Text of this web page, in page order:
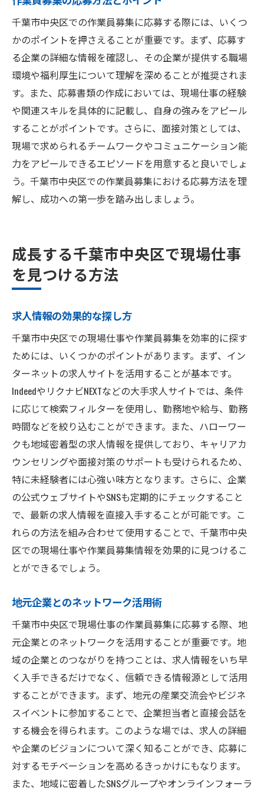
千葉市中央区での作業員募集に応募する際には、いくつ
かのポイントを押さえることが重要です。まず、応募す
る企業の詳細な情報を確認し、その企業が提供する職場
環境や福利厚生について理解を深めることが推奨されま
す。また、応募書類の作成においては、現場仕事の経験
や関連スキルを具体的に記載し、自身の強みをアピール
することがポイントです。さらに、面接対策としては、
現場で求められるチームワークやコミュニケーション能
力をアピールできるエピソードを用意すると良いでしょ
う。千葉市中央区での作業員募集における応募方法を理
解し、成功への第一歩を踏み出しましょう。
成長する千葉市中央区で現場仕事
を見つける方法
求人情報の効果的な探し方
千葉市中央区での現場仕事や作業員募集を効率的に探す
ためには、いくつかのポイントがあります。まず、イン
ターネットの求人サイトを活用することが基本です。
IndeedやリクナビNEXTなどの大手求人サイトでは、条件
に応じて検索フィルターを使用し、勤務地や給与、勤務
時間などを絞り込むことができます。また、ハローワー
クも地域密着型の求人情報を提供しており、キャリアカ
ウンセリングや面接対策のサポートも受けられるため、
特に未経験者には心強い味方となります。さらに、企業
の公式ウェブサイトやSNSも定期的にチェックすること
で、最新の求人情報を直接入手することが可能です。こ
れらの方法を組み合わせて使用することで、千葉市中央
区での現場仕事や作業員募集情報を効果的に見つけるこ
とができるでしょう。
地元企業とのネットワーク活用術
千葉市中央区で現場仕事の作業員募集に応募する際、地
元企業とのネットワークを活用することが重要です。地
域の企業とのつながりを持つことは、求人情報をいち早
く入手できるだけでなく、信頼できる情報源として活用
することができます。まず、地元の産業交流会やビジネ
スイベントに参加することで、企業担当者と直接会話を
する機会を得られます。このような場では、求人の詳細
や企業のビジョンについて深く知ることができ、応募に
対するモチベーションを高めるきっかけにもなります。
また、地域に密着したSNSグループやオンラインフォーラ